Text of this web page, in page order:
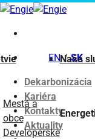
Skip
content
EN
SK
Dekarbonizácia
Kariéra
Kontakty
Aktuality
Mestá a
obce
Developerské
Naše